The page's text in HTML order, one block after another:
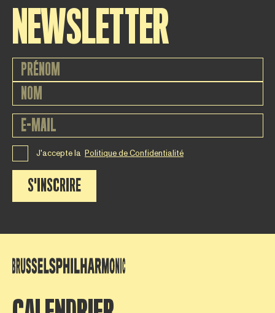
NEWSLETTER
J'accepte la Politique de Confidentialité
S'INSCRIRE